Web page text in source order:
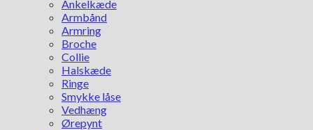
Ankelkæde
Armbånd
Armring
Broche
Collie
Halskæde
Ringe
Smykke låse
Vedhæng
Ørepynt